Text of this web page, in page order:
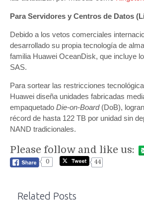
Para Servidores y Centros de Datos
Debido a los vetos comerciales
desarrollado su propia tecnología de
familia Huawei OceanDisk, que incluye
SAS.
Para sortear las restricciones
Huawei diseña unidades fabricadas
empaquetado Die-on-Board(DoB),
récord de hasta 122 TB por unidad sin
NAND tradicionales.
Please follow and like us:
0
44
Related Posts